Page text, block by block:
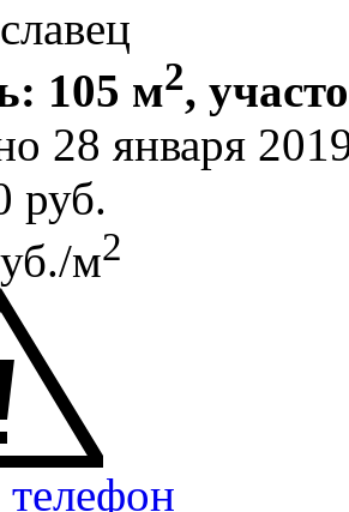
105 м2,
28 января
руб.
м2
телефон